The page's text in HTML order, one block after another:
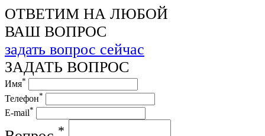
ОТВЕТИМ НА ЛЮБОЙ
ВАШ ВОПРОС
задать вопрос сейчас
ЗАДАТЬ ВОПРОС
Имя*
Телефон*
E-mail*
*